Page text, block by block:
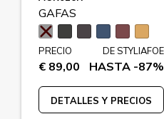
GAFAS
PRECIO
€ 89,00
DE STYLIAFOE
HASTA -87%
DETALLES Y PRECIOS